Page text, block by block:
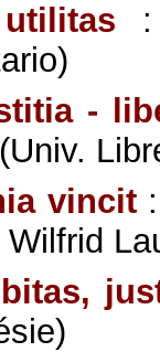
-
vincit
Wilfrid